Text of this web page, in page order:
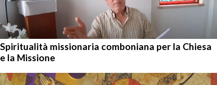
Spiritualità missionaria comboniana per la Chiesa
e la Missione